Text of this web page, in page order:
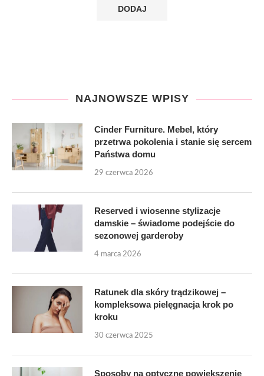
NAJNOWSZE WPISY
Cinder Furniture. Mebel, który
przetrwa pokolenia i stanie się sercem
Państwa domu
29 czerwca 2026
Reserved i wiosenne stylizacje
damskie – świadome podejście do
sezonowej garderoby
4 marca 2026
Ratunek dla skóry trądzikowej –
kompleksowa pielęgnacja krok po
kroku
30 czerwca 2025
Sposoby na optyczne powiększenie